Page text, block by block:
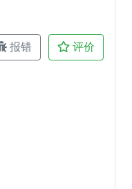
报错 评价